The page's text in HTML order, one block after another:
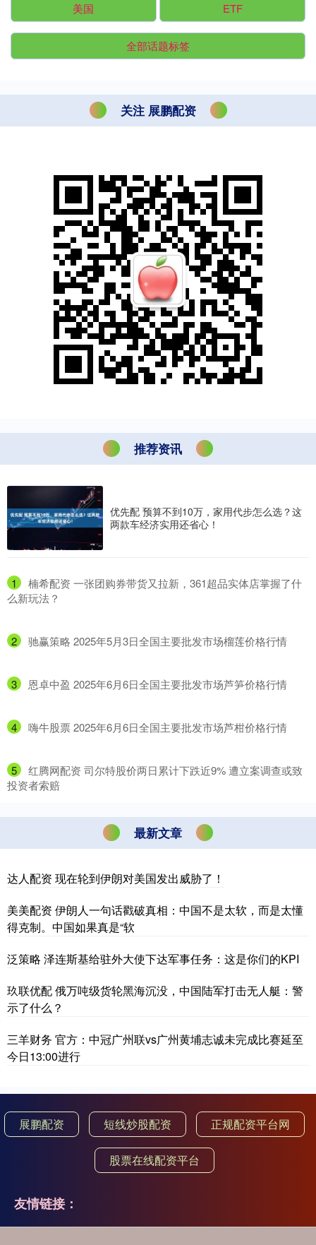
美国 ETF
全部话题标签
关注 展鹏配资
推荐资讯
优先配 预算不到10万，家用代步怎么选？这
两款车经济实用还省心！
1
​楠希配资 一张团购券带货又拉新，361超品实体店掌握了什
么新玩法？
2 ​驰赢策略 2025年5月3日全国主要批发市场榴莲价格行情
3 ​恩卓中盈 2025年6月6日全国主要批发市场芦笋价格行情
4 ​嗨牛股票 2025年6月6日全国主要批发市场芦柑价格行情
5
​红腾网配资 司尔特股价两日累计下跌近9% 遭立案调查或致
投资者索赔
最新文章
达人配资 现在轮到伊朗对美国发出威胁了！
美美配资 伊朗人一句话戳破真相：中国不是太软，而是太懂
得克制。中国如果真是“软
泛策略 泽连斯基给驻外大使下达军事任务：这是你们的KPI
玖联优配 俄万吨级货轮黑海沉没，中国陆军打击无人艇：警
示了什么？
三羊财务 官方：中冠广州联vs广州黄埔志诚未完成比赛延至
今日13:00进行
展鹏配资 短线炒股配资 正规配资平台网
股票在线配资平台
友情链接：